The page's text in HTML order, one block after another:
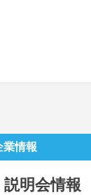
業情報
明会情報